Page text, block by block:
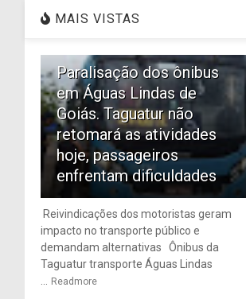
MAIS VISTAS
Paralisação dos ônibus
em Águas Lindas de
Goiás. Taguatur não
retomará as atividades
hoje, passageiros
enfrentam dificuldades
Reivindicações dos motoristas geram
impacto no transporte público e
demandam alternativas Ônibus da
Taguatur transporte Águas Lindas
Readmore